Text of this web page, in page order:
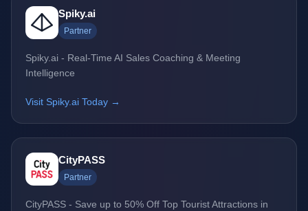
Spiky.ai
Partner
Spiky.ai - Real-Time AI Sales Coaching & Meeting
Intelligence
Visit Spiky.ai Today →
CityPASS
Partner
CityPASS - Save up to 50% Off Top Tourist Attractions in